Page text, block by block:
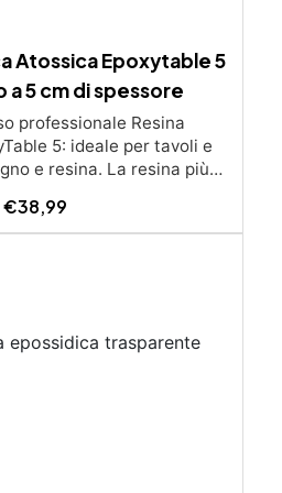
Atossica Epoxytable 5
a 5 cm di spessore
professionale Resina
5: ideale per tavoli e
e resina. La resina più
alto spessore fino a 5 cm.
Realizzazione di tavoli in
stampi e cassaforme
✅ Bassissima
€38,99